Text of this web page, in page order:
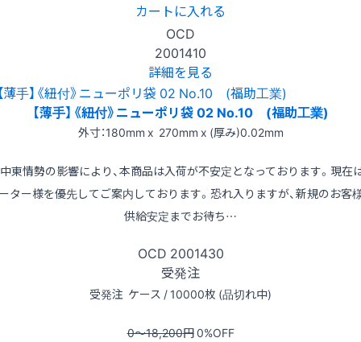
カートに入れる
OCD
2001410
詳細を見る
【薄手】《紐付》ニューポリ袋 02 No.10 (福助工業)
外寸：180mm x 270mm x (厚み)0.02mm
東情勢の影響により、本商品は入荷が不安定となっております。現在
ター様を優先してご案内しております。恐れ入りますが、新規のお客
供給安定までお待ち…
OCD 2001430
受発注
受発注 ケース / 10000枚 (品切れ中)
0〜18,200円0%OFF